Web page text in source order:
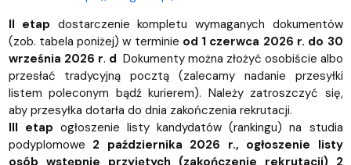
II etap dostarczenie kompletu wymaganych dokumentów
(zob. tabela poniżej) w terminie od 1 czerwca 2026 r. do 30
września 2026 r. d Dokumenty można złożyć osobiście albo
przesłać tradycyjną pocztą (zalecamy nadanie przesyłki
listem poleconym bądź kurierem). Należy zatroszczyć się,
aby przesyłka dotarła do dnia zakończenia rekrutacji.
III etap ogłoszenie listy kandydatów (rankingu) na studia
podyplomowe 2 października 2026 r., ogłoszenie listy
osób wstępnie przyjętych (zakończenie rekrutacji) 2